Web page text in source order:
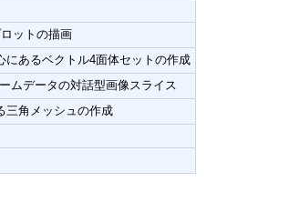
ットの描画
にあるベクトル4面体セットの作成
ムデータの対話型画像スライス
三角メッシュの作成